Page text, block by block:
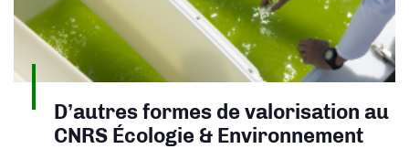
D’autres formes de valorisation au
CNRS Écologie & Environnement